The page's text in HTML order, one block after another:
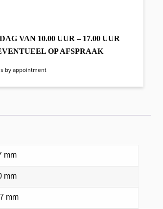
VAN 10.00 UUR – 17.00 UUR
OP AFSPRAAK
by appointment
mm
mm
mm